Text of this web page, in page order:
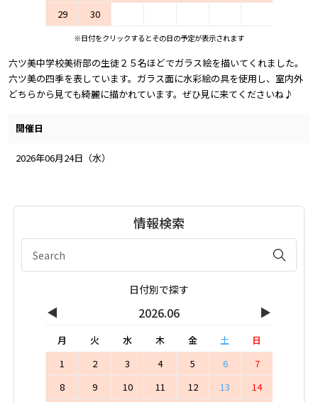
29
30
※日付をクリックするとその日の予定が表示されます
六ツ美中学校美術部の生徒２５名ほどでガラス絵を描いてくれました。
六ツ美の四季を表しています。ガラス面に水彩絵の具を使用し、室内外
どちらから見ても綺麗に描かれています。ぜひ見に来てくださいね♪
開催日
2026年06月24日（水）
情報検索
日付別で探す
◀ 2026.06 ▶
月 火 水 木 金 土
日
1
2 3 4 5 6
7
8
9 10 11 12 13
14